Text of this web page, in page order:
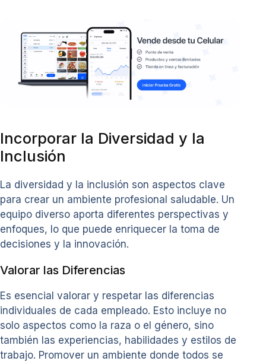
Incorporar la Diversidad y la
Inclusión
La diversidad y la inclusión son aspectos clave
para crear un ambiente profesional saludable. Un
equipo diverso aporta diferentes perspectivas y
enfoques, lo que puede enriquecer la toma de
decisiones y la innovación.
Valorar las Diferencias
Es esencial valorar y respetar las diferencias
individuales de cada empleado. Esto incluye no
solo aspectos como la raza o el género, sino
también las experiencias, habilidades y estilos de
trabajo. Promover un ambiente donde todos se